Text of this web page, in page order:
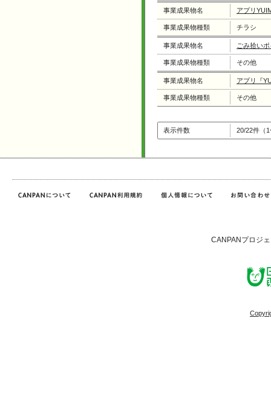
事業成果物名 アプリ
事業成果物種類 チラシ
事業成果物名 ごみ拾い
事業成果物種類 その他
事業成果物名 アプリ『
事業成果物種類 その他
表示件数 20/22件（
CANPANプロジ